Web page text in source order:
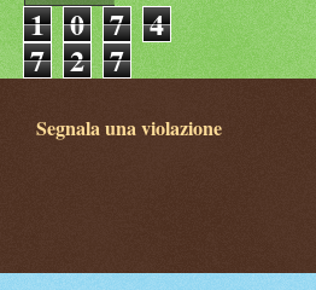
1 0 7 4
7 2 7
Segnala una violazione